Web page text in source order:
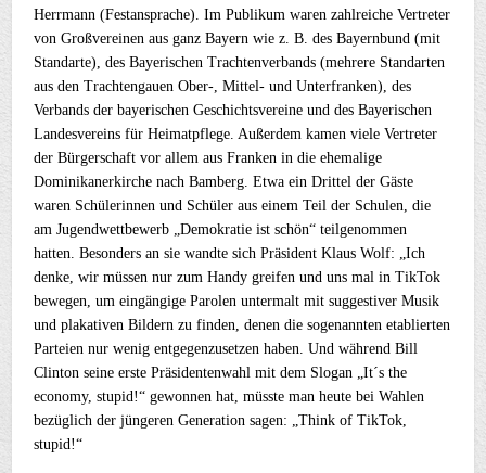
Herrmann (Festansprache). Im Publikum waren zahlreiche Vertreter
von Großvereinen aus ganz Bayern wie z. B. des Bayernbund (mit
Standarte), des Bayerischen Trachtenverbands (mehrere Standarten
aus den Trachtengauen Ober-, Mittel- und Unterfranken), des
Verbands der bayerischen Geschichtsvereine und des Bayerischen
Landesvereins für Heimatpflege. Außerdem kamen viele Vertreter
der Bürgerschaft vor allem aus Franken in die ehemalige
Dominikanerkirche nach Bamberg. Etwa ein Drittel der Gäste
waren Schülerinnen und Schüler aus einem Teil der Schulen, die
am Jugendwettbewerb „Demokratie ist schön“ teilgenommen
hatten. Besonders an sie wandte sich Präsident Klaus Wolf: „Ich
denke, wir müssen nur zum Handy greifen und uns mal in TikTok
bewegen, um eingängige Parolen untermalt mit suggestiver Musik
und plakativen Bildern zu finden, denen die sogenannten etablierten
Parteien nur wenig entgegenzusetzen haben. Und während Bill
Clinton seine erste Präsidentenwahl mit dem Slogan „It´s the
economy, stupid!“ gewonnen hat, müsste man heute bei Wahlen
bezüglich der jüngeren Generation sagen: „Think of TikTok,
stupid!“